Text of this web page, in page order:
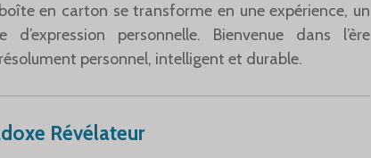
en carton se transforme en une expérience, un
personnelle. Bienvenue dans l’ère
résolument personnel, intelligent et durable.
Révélateur